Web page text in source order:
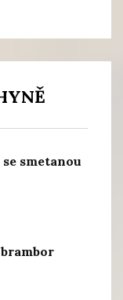
smetanou